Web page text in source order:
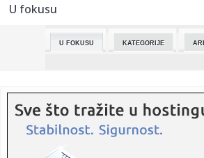
07:03:
07:03: Podignuta optužnica za pokušaj
07:03:Bratina, Glišić i Dačić: Ministri koji
U fokusu
U FOKUSU KATEGORIJE